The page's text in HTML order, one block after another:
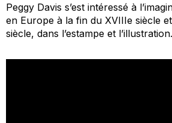
Peggy Davis s’est intéressé à
en Europe à la fin du XVIIIe siècle
siècle, dans l’estampe et l’illustration.